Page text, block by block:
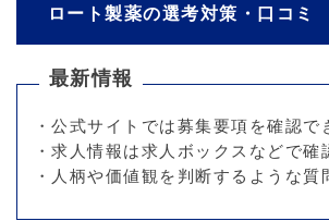
ロート製薬の選考対策・口コミ
最新情報
・公式サイトでは募集要項を確認で
・求人情報は求人ボックスなどで確
・人柄や価値観を判断するような質